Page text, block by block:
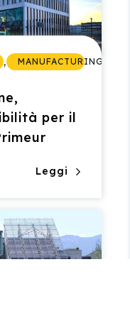
, MANUFACTURING
per il
Leggi